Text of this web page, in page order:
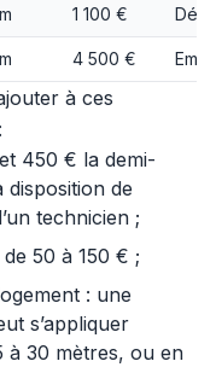
1 100 €
4 500 €
à ces
450 € la demi-
de
technicien ;
50 à 150 € ;
: une
s’appliquer
à 30 mètres, ou en